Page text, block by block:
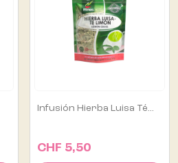
Infusión Hierba Luisa Té...
CHF 5,50